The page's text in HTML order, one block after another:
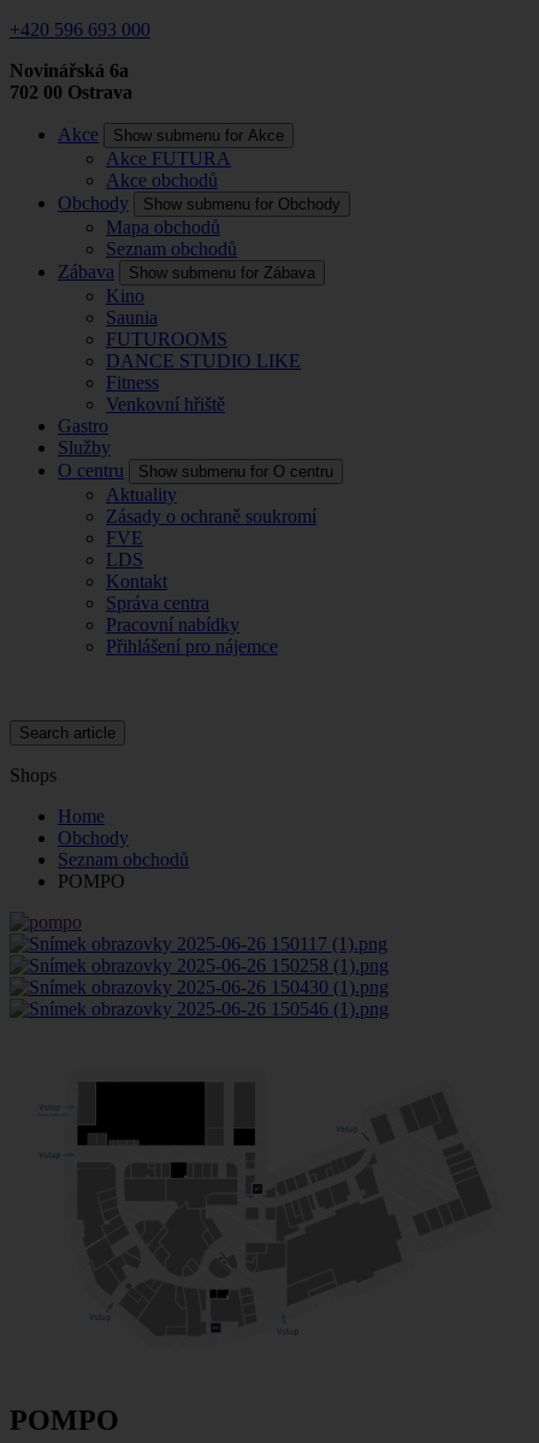
+420 596 693 000
Novinářská 6a
702 00 Ostrava
Akce Show submenu for Akce
Akce FUTURA
Akce obchodů
Obchody
Show submenu for Obchody
Mapa obchodů
Seznam obchodů
Zábava
Show submenu for Zábava
Kino
Saunia
FUTUROOMS
DANCE STUDIO LIKE
Fitness
Venkovní hřiště
Gastro
Služby
O centru
Show submenu for O centru
Aktuality
Zásady o ochraně soukromí
FVE
LDS
Kontakt
Správa centra
Pracovní nabídky
Přihlášení pro nájemce
Search article
Shops
Home
Obchody
Seznam obchodů
POMPO
POMPO